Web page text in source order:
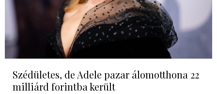
Szédületes, de Adele pazar álomotthona 22
milliárd forintba került